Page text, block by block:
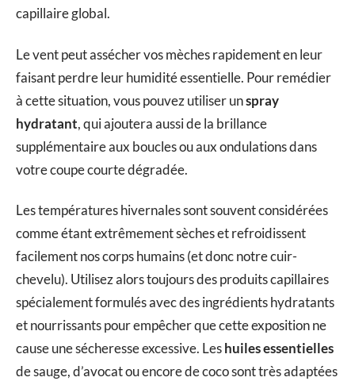
capillaire global.
Le vent peut assécher vos mèches rapidement en leur
faisant perdre leur humidité essentielle. Pour remédier
à cette situation, vous pouvez utiliser unspray
hydratant, qui ajoutera aussi de la brillance
supplémentaire aux boucles ou aux ondulations dans
votre coupe courte dégradée.
Les températures hivernales sont souvent considérées
comme étant extrêmement sèches et refroidissent
facilement nos corps humains (et donc notre cuir-
chevelu). Utilisez alors toujours des produits capillaires
spécialement formulés avec des ingrédients hydratants
et nourrissants pour empêcher que cette exposition ne
cause une sécheresse excessive. Leshuiles essentielles
de sauge, d’avocat ou encore de coco sont très adaptées